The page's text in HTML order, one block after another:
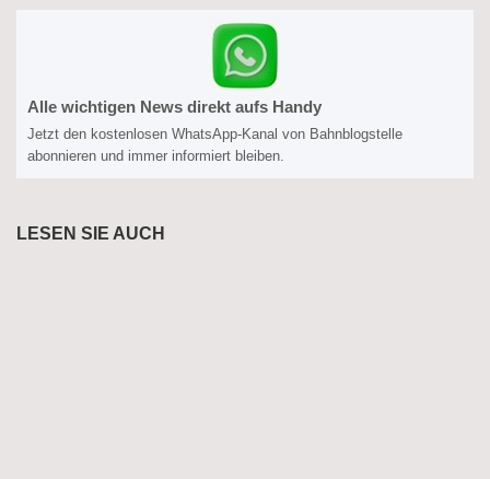
Alle wichtigen News direkt aufs Handy
Jetzt den kostenlosen WhatsApp-Kanal von Bahnblogstelle
abonnieren und immer informiert bleiben.
LESEN SIE AUCH